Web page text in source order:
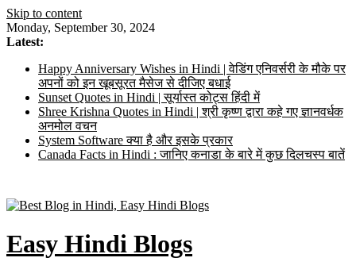
Skip to content
Monday, September 30, 2024
Latest:
Happy Anniversary Wishes in Hindi | वेडिंग एनिवर्सरी के मौके पर
अपनों को इन खूबसूरत मैसेज से दीजिए बधाई
Sunset Quotes in Hindi | सूर्यास्त कोट्स हिंदी में
Shree Krishna Quotes in Hindi | श्री कृष्ण द्वारा कहे गए ज्ञानवर्धक
अनमोल वचन
System Software क्या है और इसके प्रकार
Canada Facts in Hindi : जानिए कनाडा के बारे में कुछ दिलचस्प बातें
Easy Hindi Blogs